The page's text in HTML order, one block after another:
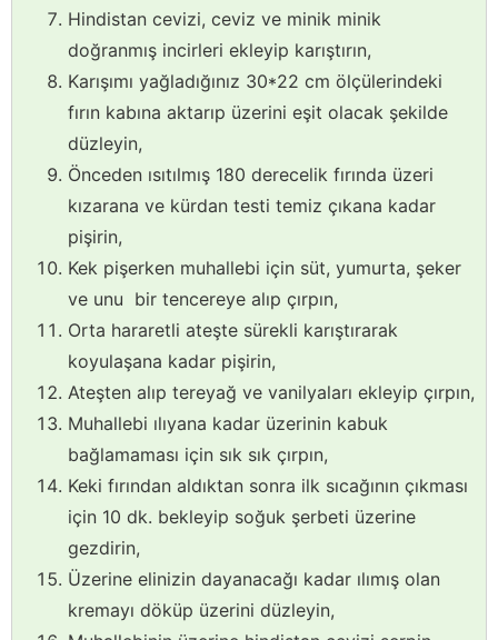
Hindistan cevizi, ceviz ve minik minik
doğranmış incirleri ekleyip karıştırın,
Karışımı yağladığınız 30*22 cm ölçülerindeki
fırın kabına aktarıp üzerini eşit olacak şekilde
düzleyin,
Önceden ısıtılmış 180 derecelik fırında üzeri
kızarana ve kürdan testi temiz çıkana kadar
pişirin,
Kek pişerken muhallebi için süt, yumurta, şeker
ve unu bir tencereye alıp çırpın,
Orta hararetli ateşte sürekli karıştırarak
koyulaşana kadar pişirin,
Ateşten alıp tereyağ ve vanilyaları ekleyip çırpın,
Muhallebi ılıyana kadar üzerinin kabuk
bağlamaması için sık sık çırpın,
Keki fırından aldıktan sonra ilk sıcağının çıkması
için 10 dk. bekleyip soğuk şerbeti üzerine
gezdirin,
Üzerine elinizin dayanacağı kadar ılımış olan
kremayı döküp üzerini düzleyin,